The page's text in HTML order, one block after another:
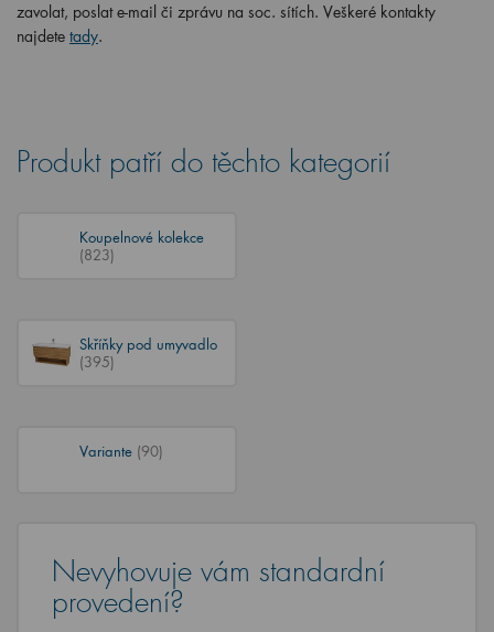
zavolat, poslat e-mail či zprávu na soc. sítích. Veškeré kontakty
najdete tady.
Produkt patří do těchto kategorií
Koupelnové kolekce
(823)
Skříňky pod umyvadlo
(395)
Variante (90)
Nevyhovuje vám standardní
provedení?